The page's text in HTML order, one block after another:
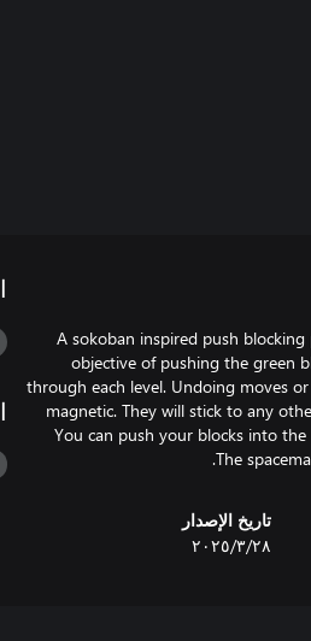
A sokoban inspired push
objective of pushing the green
through each level. Undoing moves
magnetic. They will stick to any
You can push your blocks into
The
تاريخ الإصدار
٢٨‏/٣‏/٢٠٢٥